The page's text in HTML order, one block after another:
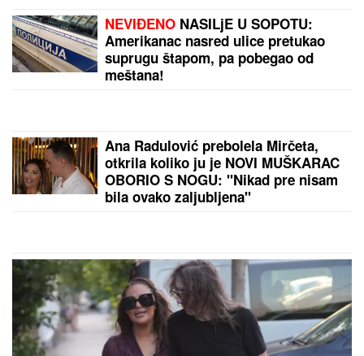
Baba varala sa jajima, tetka s
maslinovim uljem - radile su JEZIVE